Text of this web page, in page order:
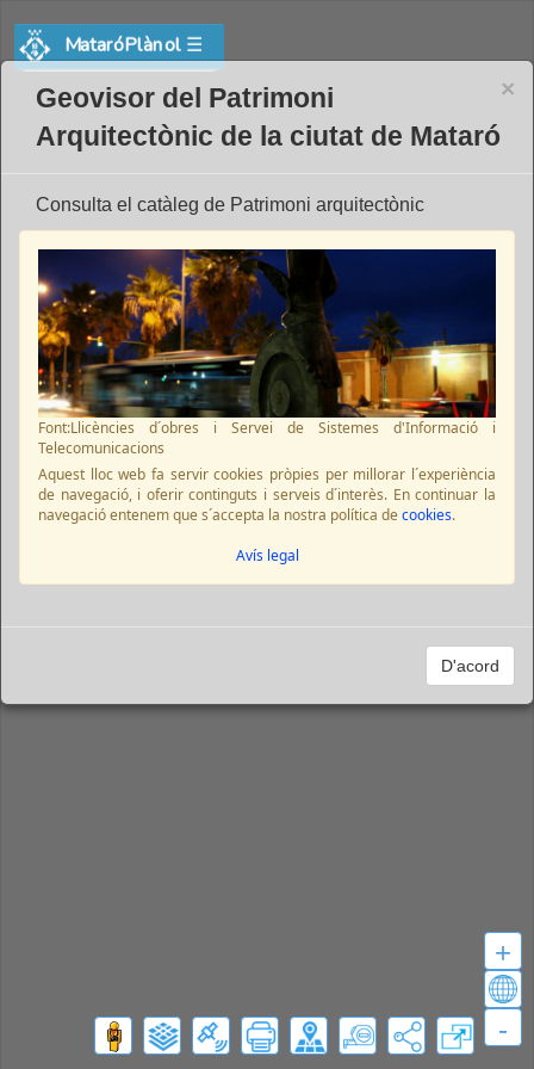
+
-
MataróPlànol ☰
×
Geovisor del Patrimoni
Arquitectònic de la ciutat de Mataró
Consulta el catàleg de Patrimoni arquitectònic
Font:Llicències d´obres i Servei de Sistemes d'Informació i
Telecomunicacions
Aquest lloc web fa servir cookies pròpies per millorar l´experiència
de navegació, i oferir continguts i serveis d´interès. En continuar la
navegació entenem que s´accepta la nostra política decookies.
Avís legal
D'acord